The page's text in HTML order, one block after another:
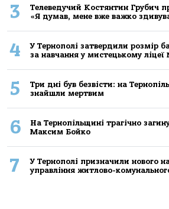
3
Телеведучий Костянтин Грубич
«Я думав, мене вже важко
4
У Тернополі затвердили розмір
за навчання у мистецькому
5
Три дні був безвісти: на
знайшли мертвим
6
На Тернопільщині трагічно
Максим Бойко
7
У Тернополі призначили нового
управління житлово-